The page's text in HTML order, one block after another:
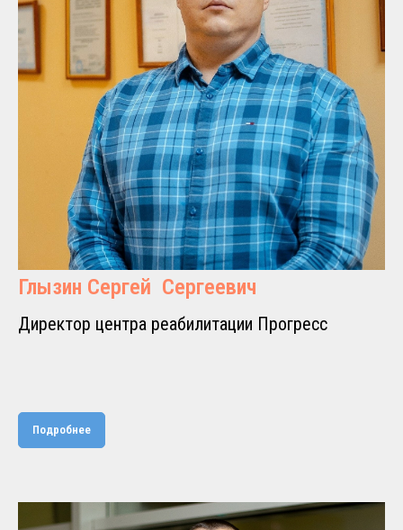
Глызин Сергей Сергеевич
Директор центра реабилитации Прогресс
Подробнее